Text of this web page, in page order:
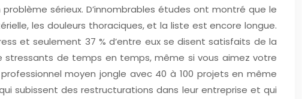
sérieux. D’innombrables études ont montré que le
les douleurs thoraciques, et la liste est encore longue.
et seulement 37 % d’entre eux se disent satisfaits de la
de temps en temps, même si vous aimez votre
moyen jongle avec 40 à 100 projets en même
subissent des restructurations dans leur entreprise et qui